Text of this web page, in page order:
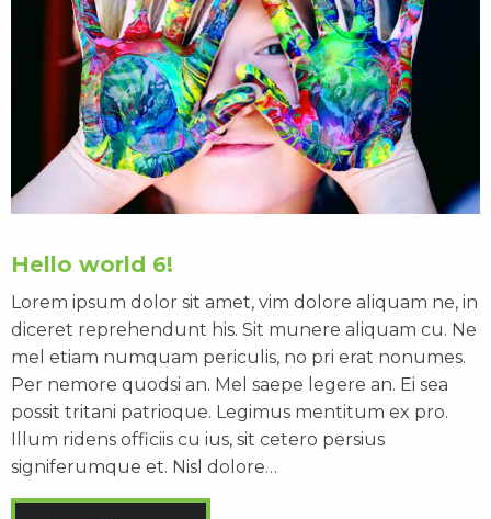
Hello world 6!
Lorem ipsum dolor sit amet, vim dolore aliquam ne, in
diceret reprehendunt his. Sit munere aliquam cu. Ne
mel etiam numquam periculis, no pri erat nonumes.
Per nemore quodsi an. Mel saepe legere an. Ei sea
possit tritani patrioque. Legimus mentitum ex pro.
Illum ridens officiis cu ius, sit cetero persius
signiferumque et. Nisl dolore…